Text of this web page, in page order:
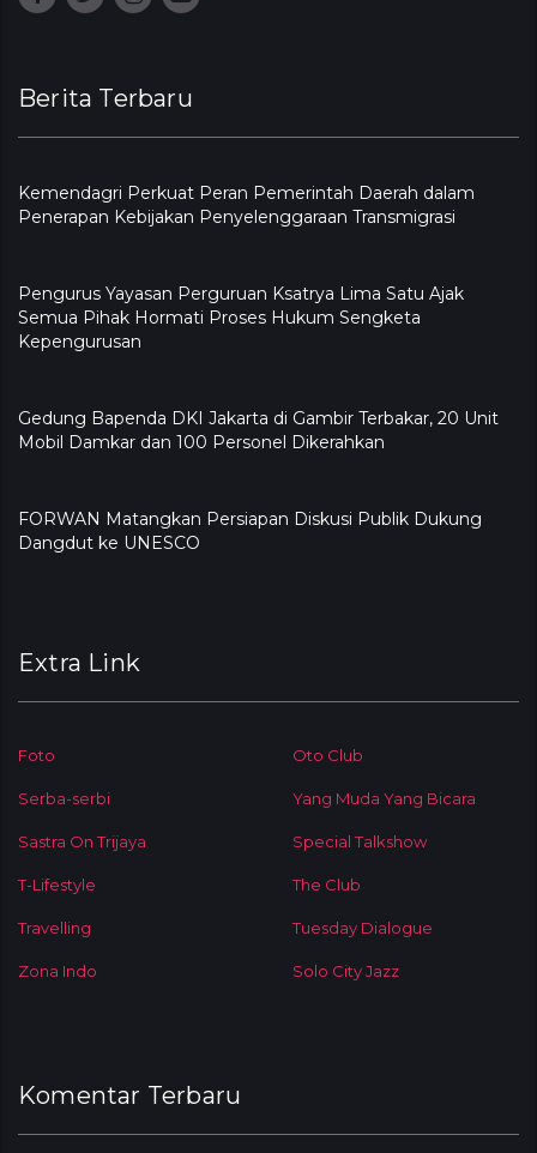
Berita Terbaru
Kemendagri Perkuat Peran Pemerintah Daerah dalam
Penerapan Kebijakan Penyelenggaraan Transmigrasi
Pengurus Yayasan Perguruan Ksatrya Lima Satu Ajak
Semua Pihak Hormati Proses Hukum Sengketa
Kepengurusan
Gedung Bapenda DKI Jakarta di Gambir Terbakar, 20 Unit
Mobil Damkar dan 100 Personel Dikerahkan
FORWAN Matangkan Persiapan Diskusi Publik Dukung
Dangdut ke UNESCO
Extra Link
Foto Oto Club
Serba-serbi Yang Muda Yang Bicara
Sastra On Trijaya Special Talkshow
T-Lifestyle The Club
Travelling Tuesday Dialogue
Zona Indo Solo City Jazz
Komentar Terbaru